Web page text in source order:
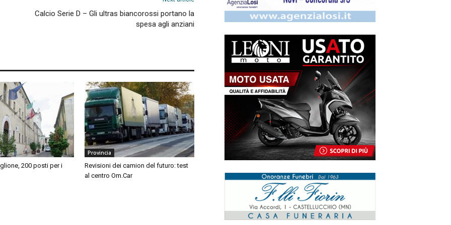
Calcio Serie D – Gli ultras biancorossi portano la
spesa agli anziani
200 posti per i
Provincia
Revisioni dei camion del futuro: test
al centro Om.Car